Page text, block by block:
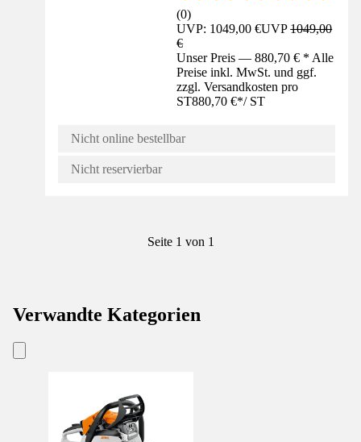
(0)
UVP: 1049,00 €UVP1049,00
€
Unser Preis — 880,70 € * Alle
Preise inkl. MwSt. und ggf.
zzgl. Versandkosten pro
ST880,70 €*/ ST
Nicht online bestellbar
Nicht reservierbar
Seite 1 von 1
Verwandte Kategorien